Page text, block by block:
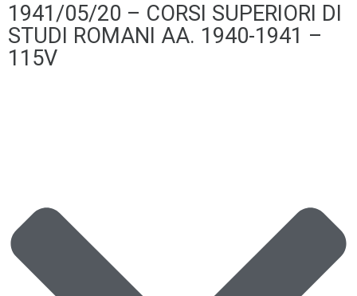
1941/05/20 – CORSI SUPERIORI DI
STUDI ROMANI AA. 1940-1941 –
115V